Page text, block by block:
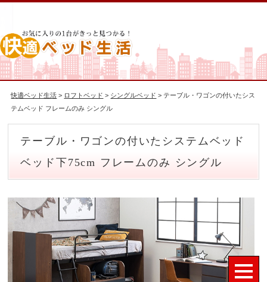
快適ベッド生活 > ロフトベッド > シングルベッド > テーブル・ワゴンの付いたシス
テムベッド フレームのみ シングル
テーブル・ワゴンの付いたシステムベッド
ベッド下75cm フレームのみ シングル